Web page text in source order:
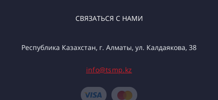
СВЯЗАТЬСЯ С НАМИ
Республика Казахстан, г. Алматы, ул. Калдаякова, 38
info@tsmp.kz